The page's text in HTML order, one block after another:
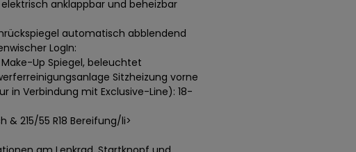
anklappbar und beheizbar
automatisch abblendend
LogIn:
Up Spiegel, beleuchtet
Sitzheizung vorne
in Verbindung mit Exclusive-Line): 18-
215/55 R18 Bereifung/li>